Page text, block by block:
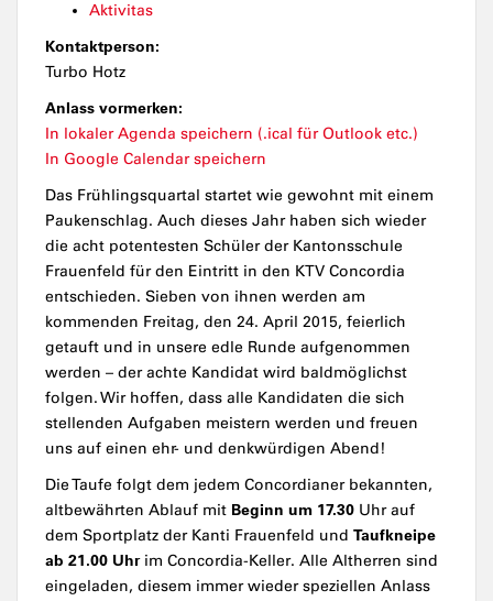
Aktivitas
Kontaktperson:
Turbo Hotz
Anlass vormerken:
In lokaler Agenda speichern (.ical für Outlook etc.)
In Google Calendar speichern
Das Frühlingsquartal startet wie gewohnt mit einem
Paukenschlag. Auch dieses Jahr haben sich wieder
die acht potentesten Schüler der Kantonsschule
Frauenfeld für den Eintritt in den KTV Concordia
entschieden. Sieben von ihnen werden am
kommenden Freitag, den 24. April 2015, feierlich
getauft und in unsere edle Runde aufgenommen
werden – der achte Kandidat wird baldmöglichst
folgen. Wir hoffen, dass alle Kandidaten die sich
stellenden Aufgaben meistern werden und freuen
uns auf einen ehr- und denkwürdigen Abend!
Die Taufe folgt dem jedem Concordianer bekannten,
altbewährten Ablauf mit Beginn um 17.30 Uhr auf
dem Sportplatz der Kanti Frauenfeld und Taufkneipe
ab 21.00 Uhrim Concordia-Keller. Alle Altherren sind
eingeladen, diesem immer wieder speziellen Anlass